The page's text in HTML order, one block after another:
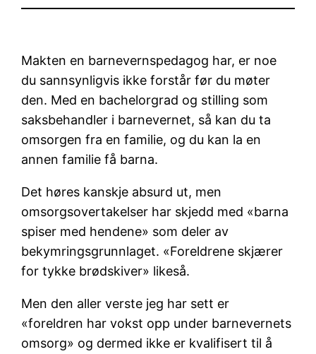
Makten en barnevernspedagog har, er noe
du sannsynligvis ikke forstår før du møter
den. Med en bachelorgrad og stilling som
saksbehandler i barnevernet, så kan du ta
omsorgen fra en familie, og du kan la en
annen familie få barna.
Det høres kanskje absurd ut, men
omsorgsovertakelser har skjedd med «barna
spiser med hendene» som deler av
bekymringsgrunnlaget. «Foreldrene skjærer
for tykke brødskiver» likeså.
Men den aller verste jeg har sett er
«foreldren har vokst opp under barnevernets
omsorg» og dermed ikke er kvalifisert til å